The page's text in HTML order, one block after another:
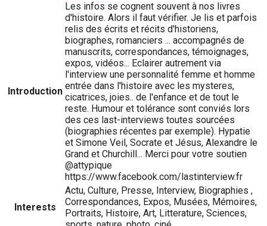
Introduction
Les infos se cognent souvent à nos livres
d'histoire. Alors il faut vérifier. Je lis et parfois
relis des écrits et récits d'historiens,
biographes, romanciers ... accompagnés de
manuscrits, correspondances, témoignages,
expos, vidéos... Eclairer autrement via
l'interview une personnalité femme et homme
entrée dans l'histoire avec les mysteres,
cicatrices, joies.. de l'enfance et de tout le
reste. Humour et tolérance sont conviés lors
des ces last-interviews toutes sourcées
(biographies récentes par exemple). Hypatie
et Simone Veil, Socrate et Jésus, Alexandre le
Grand et Churchill... Merci pour votre soutien
@attypique
https://www.facebook.com/lastinterview.fr
Interests
Actu, Culture, Presse, Interview, Biographies ,
Correspondances, Expos, Musées, Mémoires,
Portraits, Histoire, Art, Litterature, Sciences,